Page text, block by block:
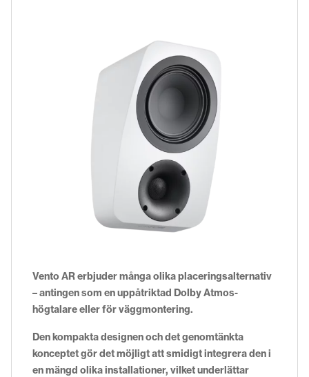
Vento AR erbjuder många olika placeringsalternativ
– antingen som en uppåtriktad Dolby Atmos-
högtalare eller för väggmontering.
Den kompakta designen och det genomtänkta
konceptet gör det möjligt att smidigt integrera den i
en mängd olika installationer, vilket underlättar